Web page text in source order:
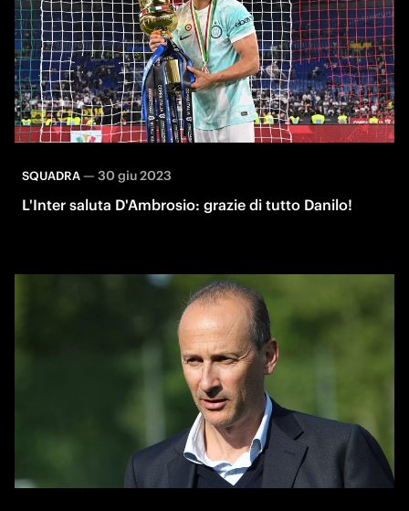
SQUADRA— 30 giu 2023
L'Inter saluta D'Ambrosio: grazie di tutto Danilo!